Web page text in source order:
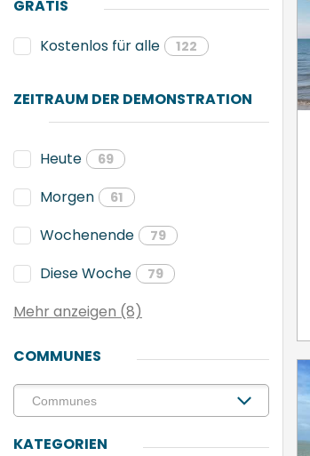
GRATIS
Kostenlos für alle
122
ZEITRAUM DER DEMONSTRATION
Heute 69
Morgen 61
Wochenende 79
Diese Woche 79
Mehr anzeigen (8)
COMMUNES
KATEGORIEN